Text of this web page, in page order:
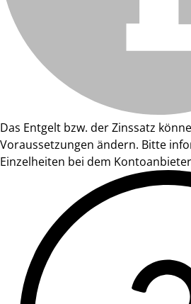
Das Entgelt bzw. der Zinssatz
Voraussetzungen ändern. Bitte
Einzelheiten bei dem